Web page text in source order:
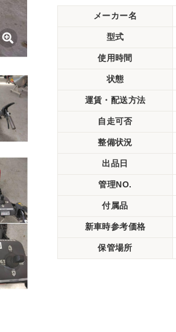
メーカー名
型式
使用時間
状態
運賃・配送方法
自走可否
整備状況
出品日
管理NO.
付属品
新車時参考価格
保管場所